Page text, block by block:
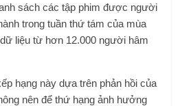
sách các tập phim được người
trong tuần thứ tám của mùa
liệu từ hơn 12.000 người hâm
hạng này dựa trên phản hồi của
nên để thứ hạng ảnh hưởng